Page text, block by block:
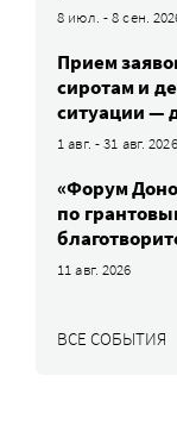
8 июл. - 8 сен.
Прием
сиротам и
ситуации —
1 авг. - 31 авг. 2026
«Форум
по
11 авг. 2026
ВСЕ СОБЫТИЯ